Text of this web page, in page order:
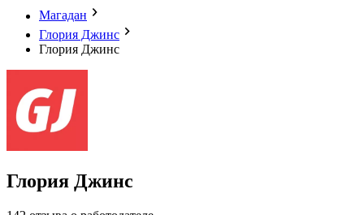
Магадан
Глория Джинс
Глория Джинс
Глория Джинс